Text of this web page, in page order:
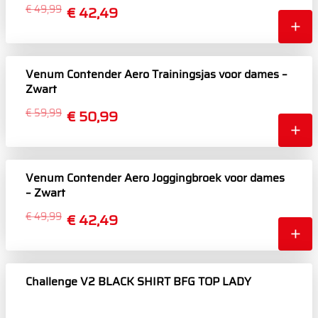
€ 42,49
€ 49,99
Venum Contender Aero Trainingsjas voor dames –
Zwart
€ 50,99
€ 59,99
Venum Contender Aero Joggingbroek voor dames
– Zwart
€ 42,49
€ 49,99
Challenge V2 BLACK SHIRT BFG TOP LADY